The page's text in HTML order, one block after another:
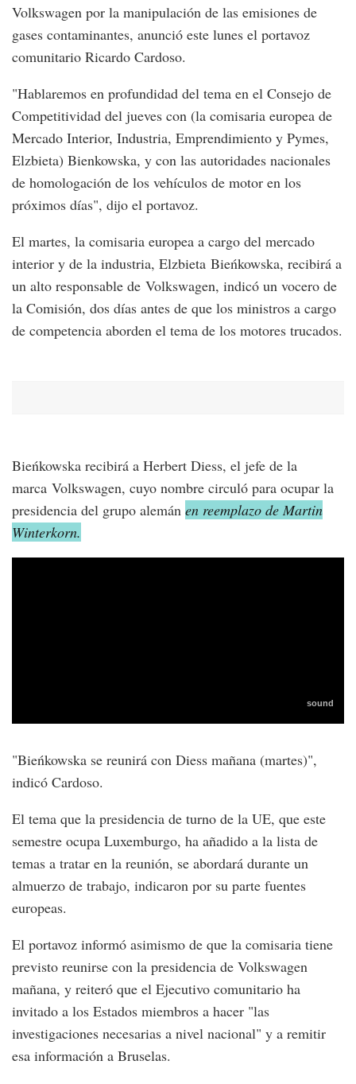
Volkswagen por la manipulación de las emisiones de
gases contaminantes, anunció este lunes el portavoz
comunitario Ricardo Cardoso.
"Hablaremos en profundidad del tema en el Consejo de
Competitividad del jueves con (la comisaria europea de
Mercado Interior, Industria, Emprendimiento y Pymes,
Elzbieta) Bienkowska, y con las autoridades nacionales
de homologación de los vehículos de motor en los
próximos días", dijo el portavoz.
El martes, la comisaria europea a cargo del mercado
interior y de la industria, Elzbieta Bieńkowska, recibirá a
un alto responsable de Volkswagen, indicó un vocero de
la Comisión, dos días antes de que los ministros a cargo
de competencia aborden el tema de los motores trucados.
Bieńkowska recibirá a Herbert Diess, el jefe de la
marca Volkswagen, cuyo nombre circuló para ocupar la
presidencia del grupo alemán en reemplazo de Martin
Winterkorn.
"Bieńkowska se reunirá con Diess mañana (martes)",
indicó Cardoso.
El tema que la presidencia de turno de la UE, que este
semestre ocupa Luxemburgo, ha añadido a la lista de
temas a tratar en la reunión, se abordará durante un
almuerzo de trabajo, indicaron por su parte fuentes
europeas.
El portavoz informó asimismo de que la comisaria tiene
previsto reunirse con la presidencia de Volkswagen
mañana, y reiteró que el Ejecutivo comunitario ha
invitado a los Estados miembros a hacer "las
investigaciones necesarias a nivel nacional" y a remitir
esa información a Bruselas.